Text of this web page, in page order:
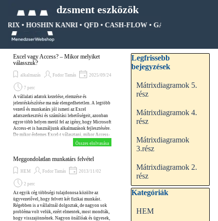
Menedzsment eszközök
• HOSHIN KANRI • QFD • CASH-FLOW • GANTT DIAGRAM •
Ugrás a menüre
Excel vagy Access? – Mikor melyiket
válasszuk?
alkalmazás Fodor Tamás 2025/09/24
7 perc
A vállalati adatok kezelése, elemzése és
jelentéskészítése ma már elengedhetetlen. A legtöbb
vezető és munkatárs jól ismeri az Excel
adatszerkesztési és számítási lehetőségeit, azonban
egyre több helyen merül fel az igény, hogy Microsoft
Access-et is használjunk alkalmazások fejlesztésére.
De mikor érdemes Excel-t választani, mikor Access-
t, és mikor érdemes kombinálni őket? Ez a
blogbejegyzés végigvezet a legfontosabb
Összes elolvasása
Meggondolatlan munkatárs felvétel
HEM Fodor Tamás 2013/11/02
2 perc
Az egyik cég többségi tulajdonosa közölte az
ügyvezetővel, hogy felvett két fizikai munkást.
Régebben is a vállaltnál dolgoztak, de nagyon sok
probléma volt velük, ezért elmentek, most mondták,
hogy visszajönnének. Nagyon önállóak és ügyesek,
Kihagy blokk Legfrissebb
Legfrissebb
bejegyzések
Mátrixdiagramok 5.
rész
Mátrixdiagramok 4.
rész
Mátrixdiagramok
3.rész
Mátrixdiagramok 2.
rész
Kihagy blokk Kategóriák
Kategóriák
HEM